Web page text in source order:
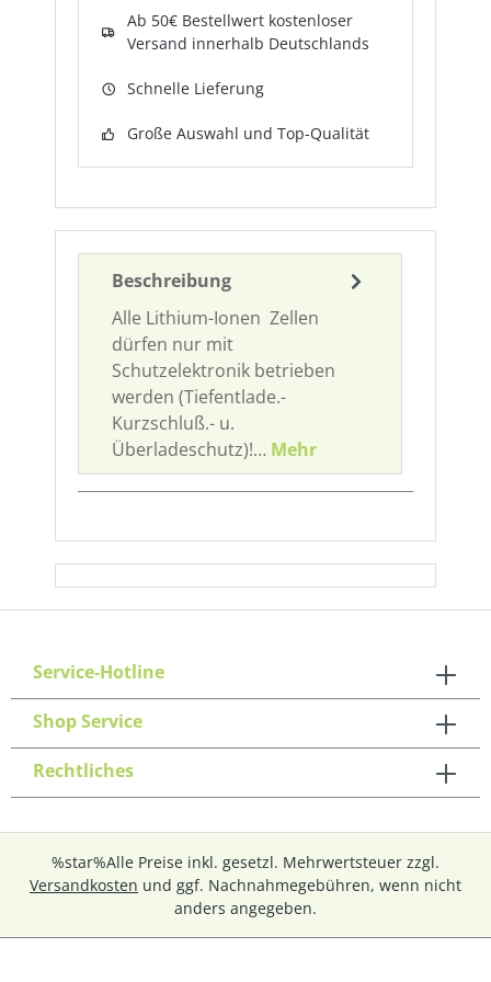
Ab 50€ Bestellwert kostenloser
Versand innerhalb Deutschlands
Schnelle Lieferung
Große Auswahl und Top-Qualität
Beschreibung
Alle Lithium-Ionen Zellen
dürfen nur mit
Schutzelektronik betrieben
werden (Tiefentlade.-
Kurzschluß.- u.
Überladeschutz)!… Mehr
Service-Hotline
Shop Service
Rechtliches
%star%Alle Preise inkl. gesetzl. Mehrwertsteuer zzgl.
Versandkosten und ggf. Nachnahmegebühren, wenn nicht
anders angegeben.